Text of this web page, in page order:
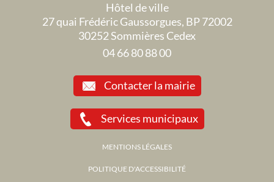
Hôtel de ville
27 quai Frédéric Gaussorgues, BP 72002
30252 Sommières Cedex
04 66 80 88 00
Contacter la mairie
Services municipaux
MENTIONS LÉGALES
POLITIQUE D'ACCESSIBILITÉ